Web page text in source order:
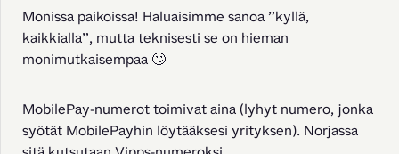
Monissa paikoissa! Haluaisimme sanoa ”kyllä,
kaikkialla”, mutta teknisesti se on hieman
monimutkaisempaa 🙄
MobilePay-numerot toimivat aina (lyhyt numero, jonka
syötät MobilePayhin löytääksesi yrityksen). Norjassa